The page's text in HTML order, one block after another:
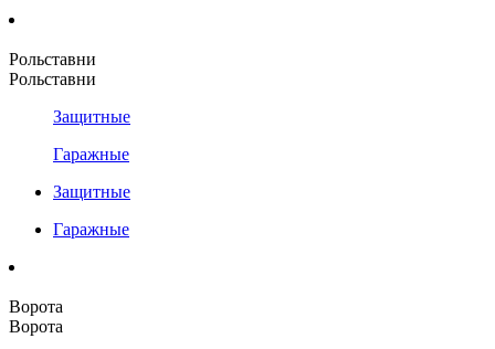
Рольставни
Рольставни
Защитные
Гаражные
Защитные
Гаражные
Ворота
Ворота